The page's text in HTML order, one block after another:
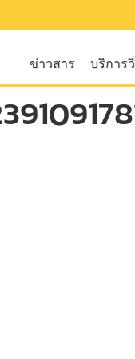
ข่าวสาร บริการ